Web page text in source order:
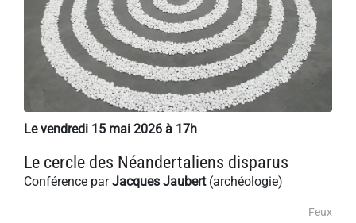
Le vendredi 15 mai 2026 à 17h
Le cercle des Néandertaliens disparus
Conférence parJacques Jaubert(archéologie)
Feux